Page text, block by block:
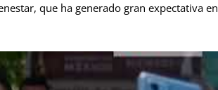
que ha generado gran expectativa en